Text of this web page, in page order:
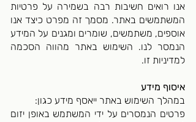
אנו רואים חשיבות רבה בשמירה על פרטיות
המשתמשים באתר. מסמך זה מפרט כיצד אנו
אוספים, משתמשים, שומרים ומגנים על המידע
הנמסר לנו. השימוש באתר מהווה הסכמה
למדיניות זו.
איסוף מידע
במהלך השימוש באתר ייאסף מידע כגון:
פרטים הנמסרים על ידי המשתמש באופן יזום